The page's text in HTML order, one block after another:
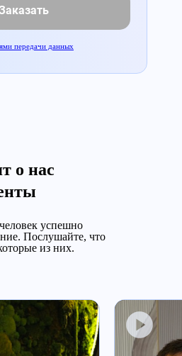
передачи данных
о нас
успешно
Послушайте, что
из них.